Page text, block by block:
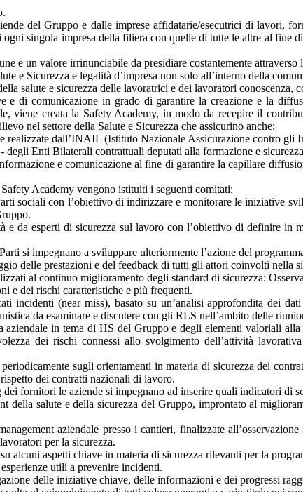
del Gruppo e dalle imprese affidatarie/esecutrici di lavori,
singola impresa della filiera con quelle di tutte le altre al fine
e un valore irrinunciabile da presidiare costantemente
e Sicurezza e legalità d’impresa non solo all’interno della
salute e sicurezza delle lavoratrici e dei lavoratori conoscenza,
di comunicazione in grado di garantire la creazione e la
viene creata la Safety Academy, in modo da recepire il
nel settore della Salute e Sicurezza che assicurino anche:
realizzate dall’INAIL (Istituto Nazionale Assicurazione contro gli
Enti Bilaterali contrattuali deputati alla formazione e
e comunicazione al fine di garantire la capillare
Academy vengono istituiti i seguenti comitati:
sociali con l’obiettivo di indirizzare e monitorare le iniziative
da esperti di sicurezza sul lavoro con l’obiettivo di definire in
si impegnano a sviluppare ulteriormente l’azione del
delle prestazioni e del feedback di tutti gli attori coinvolti nella
al continuo miglioramento degli standard di sicurezza:
e dei rischi caratteristiche e più frequenti.
incidenti (near miss), basato su un’analisi approfondita dei
da esaminare e discutere con gli RLS nell’ambito delle
in tema di HS del Gruppo e degli elementi valoriali
dei rischi connessi allo svolgimento dell’attività
sugli orientamenti in materia di sicurezza dei
dei contratti nazionali di lavoro.
fornitori le aziende si impegnano ad inserire quali indicatori di
della salute e della sicurezza del Gruppo, improntato al
aziendale presso i cantieri, finalizzate
per la sicurezza.
alcuni aspetti chiave in materia di sicurezza rilevanti per la
utili a prevenire incidenti.
delle iniziative chiave, delle informazioni e dei progressi